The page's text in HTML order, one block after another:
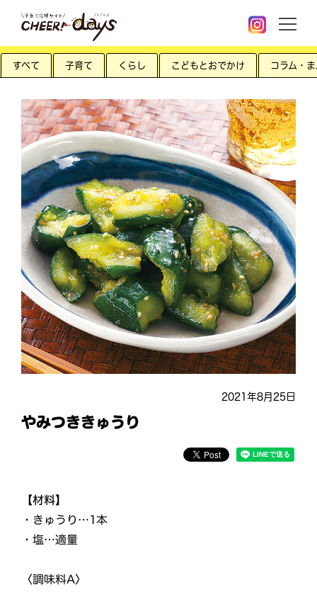
すべて 子育て くらし こどもとおでかけ コラム・
2021年8月25日
やみつききゅうり
【材料】
・きゅうり…1本
・塩…適量
〈調味料A〉